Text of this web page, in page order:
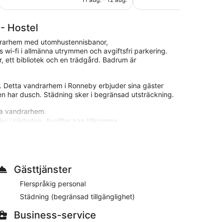
Hostel
med utomhustennisbanor,
wi-fi i allmänna utrymmen och avgiftsfri parkering.
ett bibliotek och en trädgård. Badrum är
vandrarhem i Ronneby erbjuder sina gäster
har dusch. Städning sker i begränsad utsträckning.
vandrarhem.
i närheten. Avgifter kan tillkomma.
och 09.00 och på helger mellan 08.00 och 10.00.
Gästtjänster
Flerspråkig personal
Städning (begränsad tillgänglighet)
Business-service